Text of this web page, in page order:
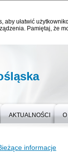
aby ułatwić
Pamiętaj, że
AKTUALNOŚCI
informacje